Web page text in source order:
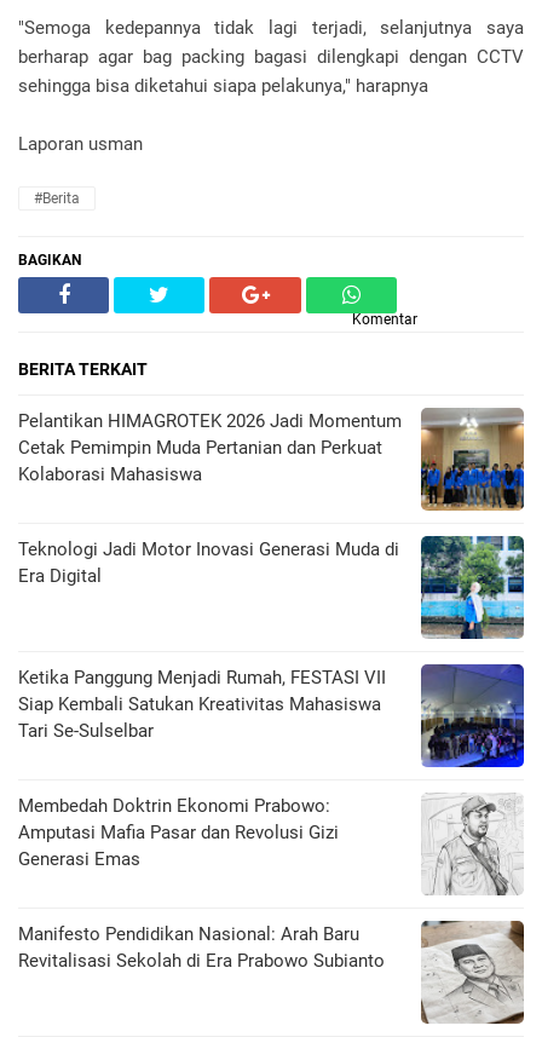
"Semoga kedepannya tidak lagi terjadi, selanjutnya saya
berharap agar bag packing bagasi dilengkapi dengan CCTV
sehingga bisa diketahui siapa pelakunya," harapnya
Laporan usman
#Berita
BAGIKAN
Komentar
BERITA TERKAIT
Pelantikan HIMAGROTEK 2026 Jadi Momentum
Cetak Pemimpin Muda Pertanian dan Perkuat
Kolaborasi Mahasiswa
Teknologi Jadi Motor Inovasi Generasi Muda di
Era Digital
Ketika Panggung Menjadi Rumah, FESTASI VII
Siap Kembali Satukan Kreativitas Mahasiswa
Tari Se-Sulselbar
Membedah Doktrin Ekonomi Prabowo:
Amputasi Mafia Pasar dan Revolusi Gizi
Generasi Emas
Manifesto Pendidikan Nasional: Arah Baru
Revitalisasi Sekolah di Era Prabowo Subianto